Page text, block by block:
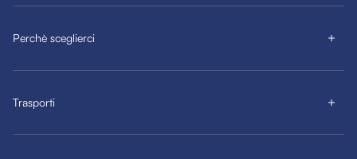
Perchè sceglierci
Trasporti